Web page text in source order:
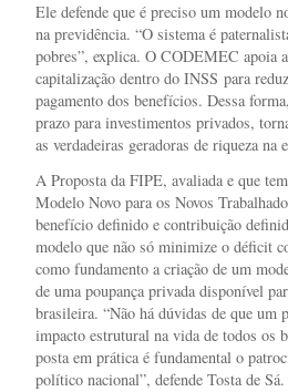
Ele defende que é preciso um modelo
na previdência. “O sistema é
pobres”, explica. O CODEMEC apoia
capitalização dentro do INSS para
pagamento dos benefícios. Dessa
prazo para investimentos privados,
as verdadeiras geradoras de riqueza na
A Proposta da FIPE, avaliada e que
Modelo Novo para os Novos
benefício definido e contribuição
modelo que não só minimize o déficit
como fundamento a criação de um
de uma poupança privada disponível
brasileira. “Não há dúvidas de que um
impacto estrutural na vida de todos os
posta em prática é fundamental o
político nacional”, defende Tosta de Sá.